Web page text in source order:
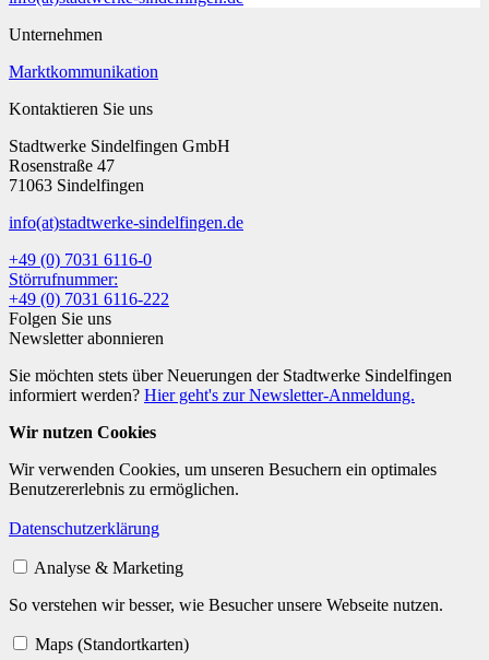
Unternehmen
Marktkommunikation
Kontaktieren Sie uns
Stadtwerke Sindelfingen GmbH
Rosenstraße 47
71063 Sindelfingen
info(at)stadtwerke-sindelfingen.de
+49 (0) 7031 6116-0
Störrufnummer:
+49 (0) 7031 6116-222
Folgen Sie uns
Newsletter abonnieren
Sie möchten stets über Neuerungen der Stadtwerke Sindelfingen
informiert werden? Hier geht's zur Newsletter-Anmeldung.
Wir nutzen Cookies
Wir verwenden Cookies, um unseren Besuchern ein optimales
Benutzererlebnis zu ermöglichen.
Datenschutzerklärung
Analyse & Marketing
So verstehen wir besser, wie Besucher unsere Webseite nutzen.
Maps (Standortkarten)